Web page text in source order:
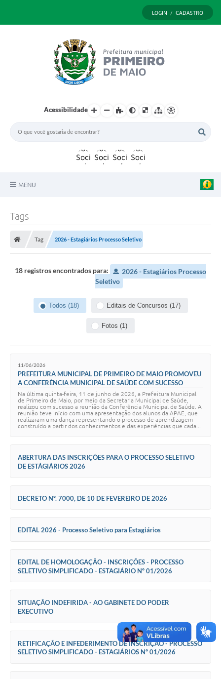
LOGIN / CADASTRO
Acessibilidade
MENU
A Prefeitura
Fale Conosco
Transmissão ao Vivo - Licitações
Contratos
Intranet
Organograma
Emails da Prefeitura
Audiências Públicas
Turismo
Projetos
Contas Públicas
Tags
Tag 2026 - Estagiários Processo Seletivo
18 registros encontrados para:
2026 - Estagiários Processo
Seletivo
Todos (18) Editais de Concursos (17)
Fotos (1)
11/06/2026
PREFEITURA MUNICIPAL DE PRIMEIRO DE MAIO PROMOVEU
A CONFERÊNCIA MUNICIPAL DE SAÚDE COM SUCESSO
Na última quinta-feira, 11 de junho de 2026, a Prefeitura Municipal
de Primeiro de Maio, por meio da Secretaria Municipal de Saúde,
realizou com sucesso a reunião da Conferência Municipal de Saúde. A
reunião teve início com uma apresentação dos alunos da APAE, que
realizaram uma dança representando o processo de aprendizagem
construído a partir dos conhecimentos e das experiências que cada...
ABERTURA DAS INSCRIÇÕES PARA O PROCESSO SELETIVO
DE ESTÁGIÁRIOS 2026
DECRETO Nº. 7000, DE 10 DE FEVEREIRO DE 2026
EDITAL 2026 - Processo Seletivo para Estagiários
EDITAL DE HOMOLOGAÇÃO - INSCRIÇÕES - PROCESSO
SELETIVO SIMPLIFICADO - ESTAGIÁRIO Nº 01/2026
SITUAÇÃO INDEFIRIDA - AO GABINETE DO PODER
EXECUTIVO
RETIFICAÇÃO E INFEDERIMENTO DE INSCRIÇÃO - PROCESSO
SELETIVO SIMPLIFICADO - ESTAGIÁRIOS Nº 01/2026